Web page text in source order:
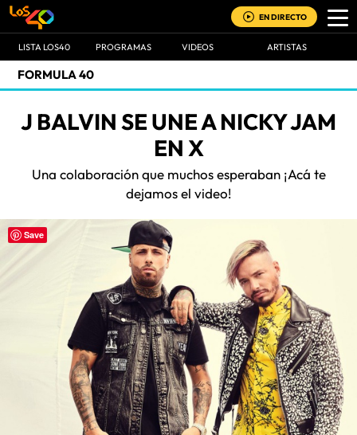
EN DIRECTO
LISTA LOS40 PROGRAMAS VIDEOS ARTISTAS
FORMULA 40
J BALVIN SE UNE A NICKY JAM
EN X
Una colaboración que muchos esperaban ¡Acá te
dejamos el video!
Save